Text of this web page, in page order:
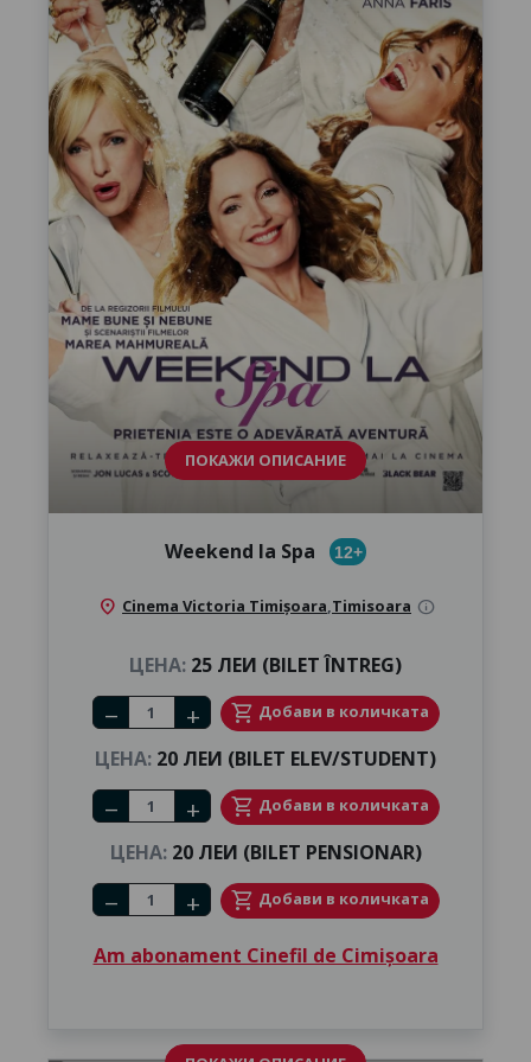
ПОКАЖИ ОПИСАНИЕ
Weekend la Spa 12+
location_on Cinema Victoria Timișoara,Timisoara info
ЦЕНА: 25 ЛЕИ (BILET ÎNTREG)
Number of tickets
remove add shopping_cart Добави в количката
ЦЕНА: 20 ЛЕИ (BILET ELEV/STUDENT)
Number of tickets
remove add shopping_cart Добави в количката
ЦЕНА:20 ЛЕИ (BILET PENSIONAR)
Number of tickets
remove add shopping_cart Добави в количката
Am abonament Cinefil de Cimișoara